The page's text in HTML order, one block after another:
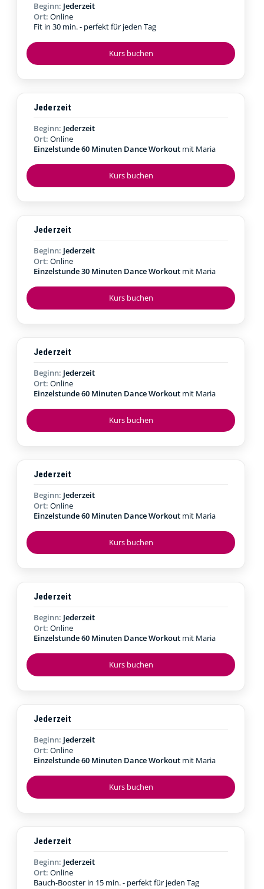
Kurs buchen
Beginn: Jederzeit
Ort: Online
Fit in 30 min. - perfekt für jeden Tag
Kurs buchen
Jederzeit
Beginn: Jederzeit
Ort: Online
Einzelstunde 60 Minuten Dance Workout mit Maria
Kurs buchen
Jederzeit
Beginn: Jederzeit
Ort: Online
Einzelstunde 30 Minuten Dance Workout mit Maria
Kurs buchen
Jederzeit
Beginn: Jederzeit
Ort: Online
Einzelstunde 60 Minuten Dance Workout mit Maria
Kurs buchen
Jederzeit
Beginn: Jederzeit
Ort: Online
Einzelstunde 60 Minuten Dance Workout mit Maria
Kurs buchen
Jederzeit
Beginn: Jederzeit
Ort: Online
Einzelstunde 60 Minuten Dance Workout mit Maria
Kurs buchen
Jederzeit
Beginn: Jederzeit
Ort: Online
Einzelstunde 60 Minuten Dance Workout mit Maria
Jederzeit
Beginn: Jederzeit
Ort: Online
Bauch-Booster in 15 min. - perfekt für jeden Tag